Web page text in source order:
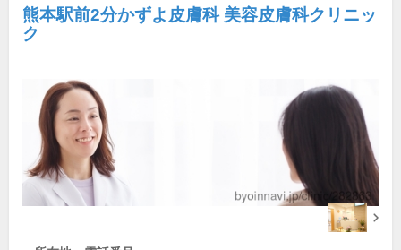
熊本駅前2分かずよ皮膚科 美容皮膚科クリニッ
ク